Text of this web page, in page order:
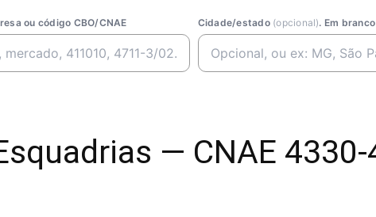
ou código CBO/CNAE Cidade/estado (opcional). Em
— CNAE